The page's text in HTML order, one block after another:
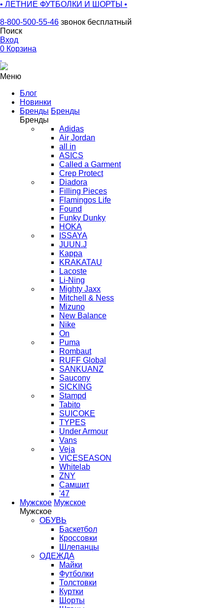
• ЛЕТНИЕ ФУТБОЛКИ И ШОРТЫ •
8-800-500-55-46 звонок бесплатный
Поиск
Вход
0 Корзина
Меню
Блог
Новинки
Бренды Бренды
Бренды
Adidas
Air Jordan
all in
ASICS
Called a Garment
Crep Protect
Diadora
Filling Pieces
Flamingos Life
Found
Funky Dunky
HOKA
ISSAYA
JUUN.J
Kappa
KRAKATAU
Lacoste
Li-Ning
Mighty Jaxx
Mitchell & Ness
Mizuno
New Balance
Nike
On
Puma
Rombaut
RUFF Global
SANKUANZ
Saucony
SICKING
Stampd
Tabito
SUICOKE
TYPES
Under Armour
Vans
Veja
VICESEASON
Whitelab
ZNY
Самшит
'47
Мужское Мужское
Мужское
ОБУВЬ
Баскетбол
Кроссовки
Шлепанцы
ОДЕЖДА
Майки
Футболки
Толстовки
Куртки
Шорты